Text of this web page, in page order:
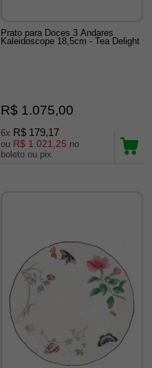
Prato para Doces 3 Andares
Kaleidoscope 18,5cm - Tea Delight
R$ 1.075,00
6x R$ 179,17
ou R$ 1.021,25 no
boleto ou pix